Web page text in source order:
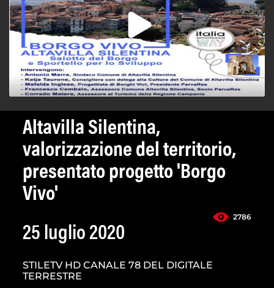
Altavilla Silentina,
valorizzazione del territorio,
presentato progetto 'Borgo
Vivo'
2786
25 luglio 2020
STILETV HD CANALE 78 DEL DIGITALE
TERRESTRE